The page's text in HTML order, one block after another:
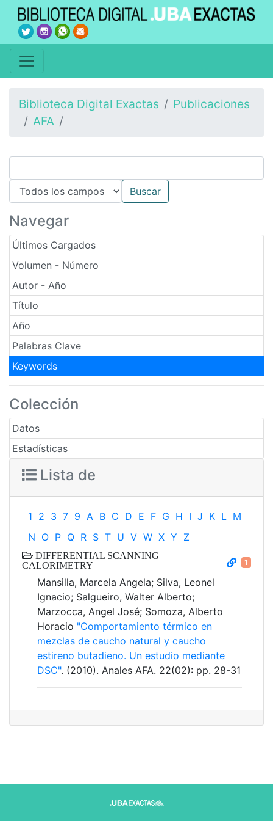
Biblioteca Digital Exactas
Publicaciones
AFA
Navegar
Últimos Cargados
Volumen - Número
Autor - Año
Título
Año
Palabras Clave
Keywords
Colección
Datos
Estadísticas
Lista de
1 2 3 7 9 A B C D E F G H I J K L M
N O P Q R S T U V W X Y Z
DIFFERENTIAL SCANNING
CALORIMETRY
1
Mansilla, Marcela Angela; Silva, Leonel
Ignacio; Salgueiro, Walter Alberto;
Marzocca, Angel José; Somoza, Alberto
Horacio "Comportamiento térmico en
mezclas de caucho natural y caucho
estireno butadieno. Un estudio mediante
DSC". (2010). Anales AFA. 22(02): pp. 28-31